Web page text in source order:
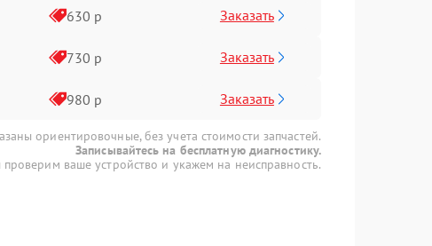
630 р Заказать
730 р Заказать
980 р Заказать
ориентировочные, без учета стоимости запчастей.
Записывайтесь на бесплатную диагностику.
ваше устройство и укажем на неисправность.